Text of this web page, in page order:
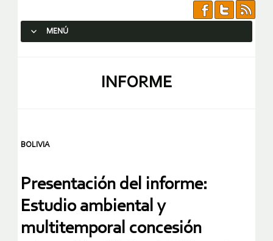
MENÚ
INFORME
BOLIVIA
Presentación del informe:
Estudio ambiental y
multitemporal concesión